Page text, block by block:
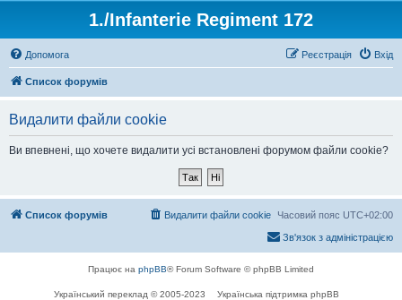
1./Infanterie Regiment 172
Допомога Вхід
Реєстрація
Список форумів
Видалити файли cookie
Ви впевнені, що хочете видалити усі встановлені форумом файли cookie?
Список форумів Часовий пояс UTC+02:00
Видалити файли cookie
Зв'язок з адміністрацією
Працює на phpBB® Forum Software © phpBB Limited
Український переклад © 2005-2023 Українська підтримка phpBB